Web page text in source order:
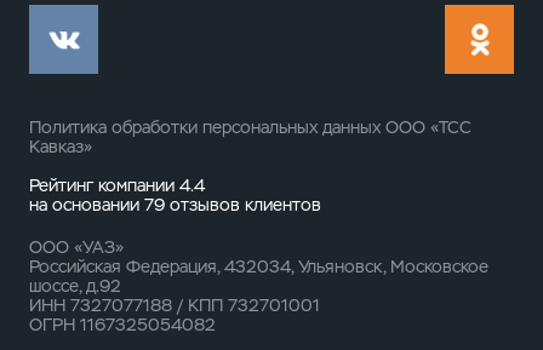
Политика обработки персональных данных ООО «ТСС
Кавказ»
Рейтинг компании 4.4
на основании 79 отзывов клиентов
ООО «УАЗ»
Российская Федерация, 432034, Ульяновск, Московское
шоссе, д.92
ИНН 7327077188 / КПП 732701001
ОГРН 1167325054082